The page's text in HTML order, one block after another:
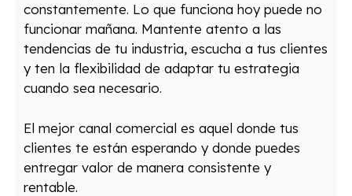
constantemente. Lo que funciona hoy puede no
funcionar mañana. Mantente atento a las
tendencias de tu industria, escucha a tus clientes
y ten la flexibilidad de adaptar tu estrategia
cuando sea necesario.
El mejor canal comercial es aquel donde tus
clientes te están esperando y donde puedes
entregar valor de manera consistente y
rentable.